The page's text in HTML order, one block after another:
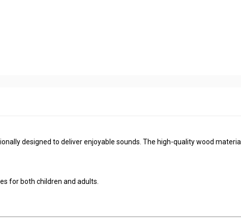
designed to deliver enjoyable sounds. The high-quality wood material
for both children and adults.